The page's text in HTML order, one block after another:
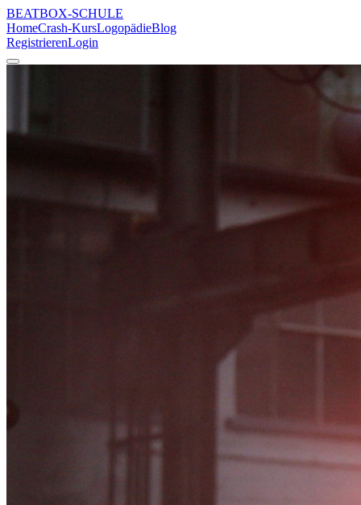
BEATBOX-SCHULE
HomeCrash-KursLogopädieBlog
RegistrierenLogin